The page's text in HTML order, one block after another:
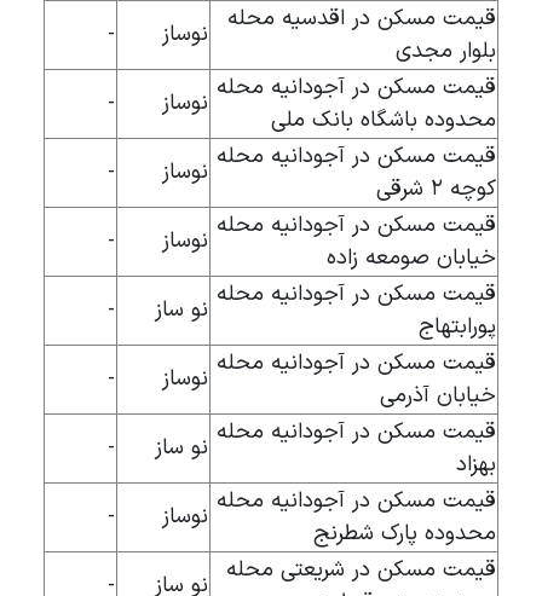
قیمت مسکن در اقدسیه محله
بلوار مجدی
نوساز
-
قیمت مسکن در آجودانیه محله
محدوده باشگاه بانک ملی
نوساز
-
قیمت مسکن در آجودانیه محله
کوچه ۲ شرقی
نوساز
-
قیمت مسکن در آجودانیه محله
خیابان صومعه زاده
نوساز
-
قیمت مسکن در آجودانیه محله
پورابتهاج
نو ساز
-
قیمت مسکن در آجودانیه محله
خیابان آذرمی
نوساز
-
قیمت مسکن در آجودانیه محله
بهزاد
نو ساز
-
قیمت مسکن در آجودانیه محله
محدوده پارک شطرنج
نوساز
-
قیمت مسکن در شریعتی محله
نو ساز
-